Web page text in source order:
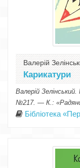
Валерій
Карикатури
Валерій
№217. — К.:
Бібліотека